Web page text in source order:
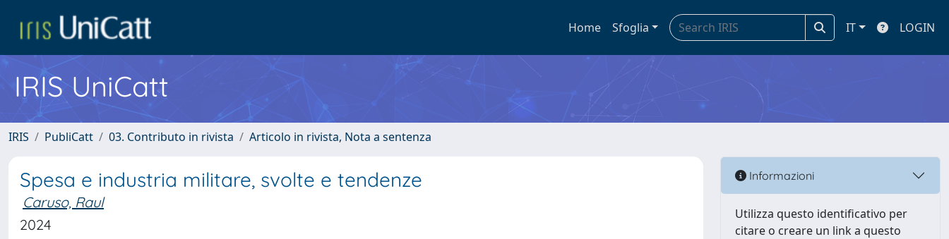
Home Sfoglia IT LOGIN
IRIS UniCatt
IRIS PubliCatt 03. Contributo in rivista Articolo in rivista, Nota a sentenza
Spesa e industria militare, svolte e tendenze
Caruso, Raul
2024
Informazioni
Utilizza questo identificativo per
citare o creare un link a questo